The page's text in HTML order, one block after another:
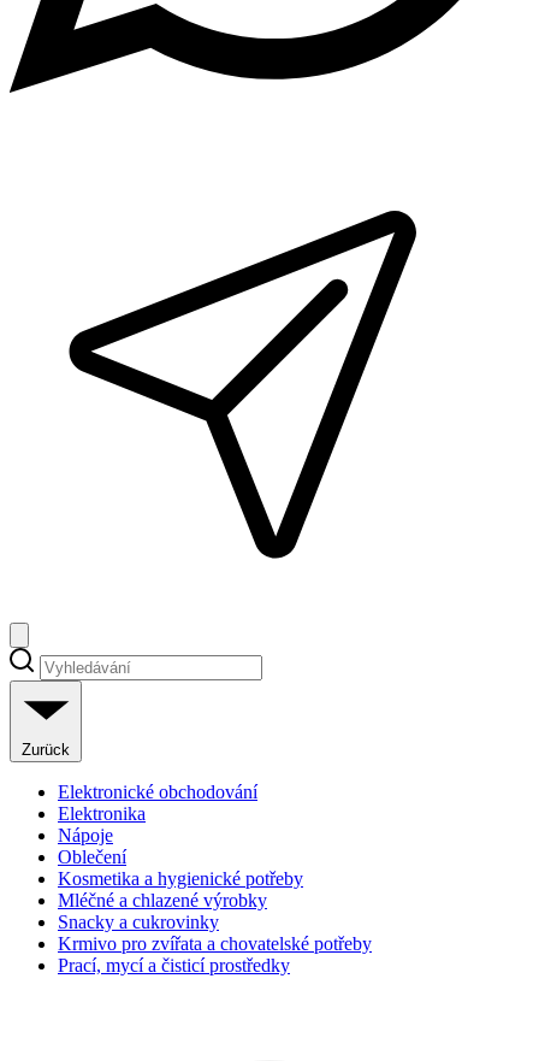
Zurück
Elektronické obchodování
Elektronika
Nápoje
Oblečení
Kosmetika a hygienické potřeby
Mléčné a chlazené výrobky
Snacky a cukrovinky
Krmivo pro zvířata a chovatelské potřeby
Prací, mycí a čisticí prostředky